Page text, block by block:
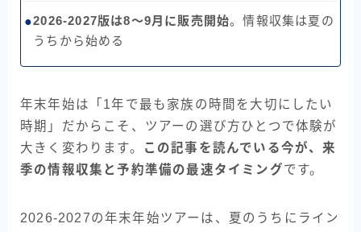
●2026-2027版は8〜9月に販売開始。情報収集は夏の
うちから始める
年末年始は「1年で最も家族の時間を大切にしたい
時期」だからこそ、ツアーの選び方ひとつで体験が
大きく変わります。
この記事を読んでいる今が、来
季の情報収集と予約準備の最速タイミング です。
2026-2027の年末年始ツアーは、夏のうちにライン